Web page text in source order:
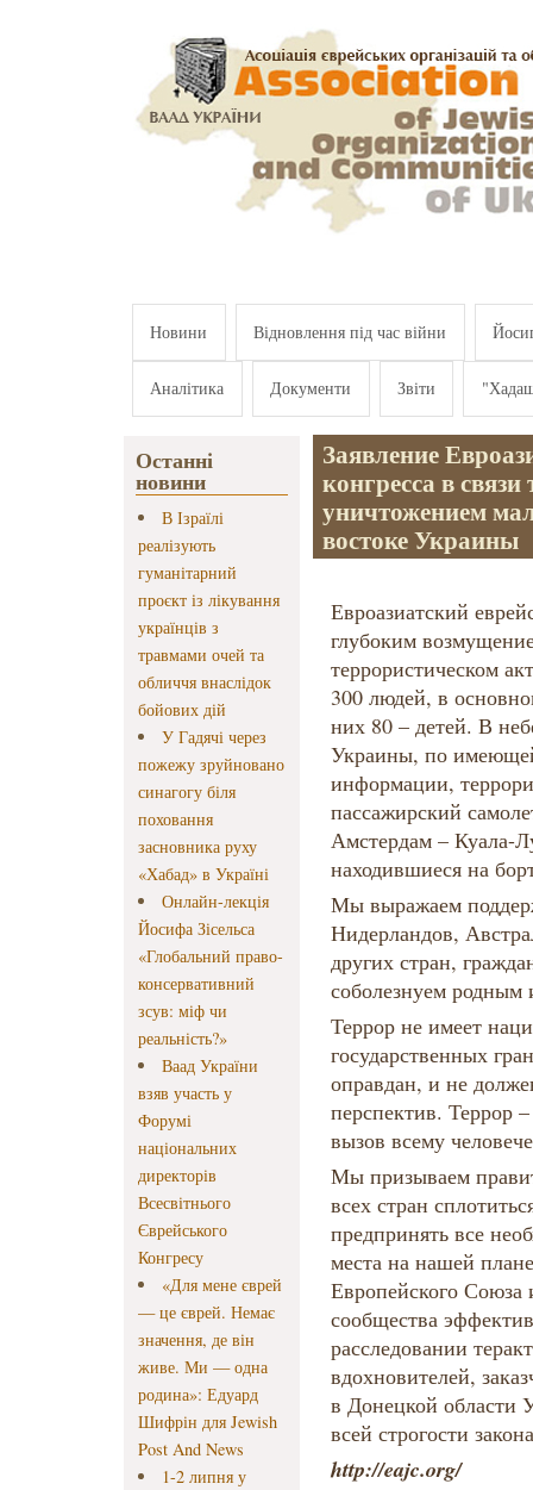
Новини Відновлення під час війни
Аналітика Документи Звіти
Останні
новини
В Ізраїлі
реалізують
гуманітарний
проєкт із лікування
українців з
травмами очей та
обличчя внаслідок
бойових дій
У Гадячі через
пожежу зруйновано
синагогу біля
поховання
засновника руху
«Хабад» в Україні
Онлайн-лекція
Йосифа Зісельса
«Глобальний право-
консервативний
зсув: міф чи
реальність?»
Ваад України
взяв участь у
Форумі
національних
директорів
Всесвітнього
Єврейського
Конгресу
«Для мене єврей
— це єврей. Немає
значення, де він
живе. Ми — одна
родина»: Едуард
Шифрін для Jewish
Post And News
1-2 липня у
Заявление
конгресса в
уничтожением
востоке Украины
Евроазиатский
глубоким
террористическом
300 людей, в
них 80 – детей. В
Украины, по
информации,
пассажирский
Амстердам – Куала-
находившиеся на
Мы выражаем
Нидерландов,
других стран,
соболезнуем
Террор не имеет
государственных
оправдан, и не
перспектив. Террор
вызов всему
Мы призываем
всех стран
предпринять все
места на нашей
Европейского Союза
сообщества
расследовании
вдохновителей,
в Донецкой области
всей строгости
http://eajc.org/